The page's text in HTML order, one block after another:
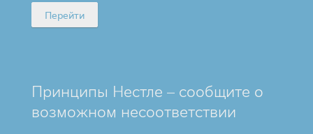
Перейти
Принципы Нестле – сообщите о
возможном несоответствии